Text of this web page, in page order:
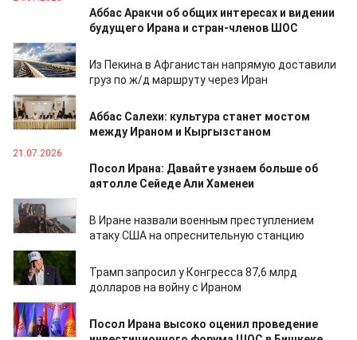
Аббас Аракчи об общих интересах и видении
будущего Ирана и стран-членов ШОС
21.07.2026
Из Пекина в Афганистан напрямую доставили
груз по ж/д маршруту через Иран
21.07.2026
Аббас Салехи: культура станет мостом
между Ираном и Кыргызстаном
21.07.2026
Посол Ирана: Давайте узнаем больше об
аятолле Сейеде Али Хаменеи
20.07.2026
В Иране назвали военным преступлением
атаку США на опреснительную станцию
27.06.2026
Трамп запросил у Конгресса 87,6 млрд
долларов на войну с Ираном
24.06.2026
Посол Ирана высоко оценил проведение